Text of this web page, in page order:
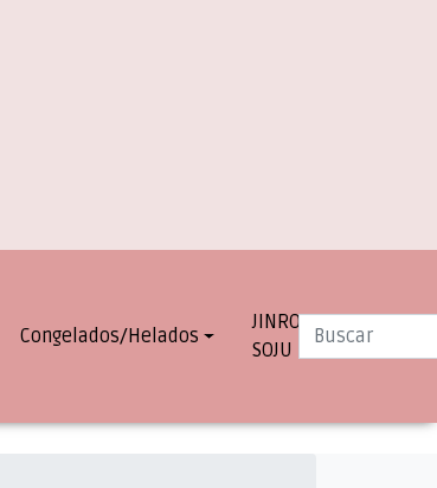
Congelados/Helados
JINRO
SOJU
INFO.